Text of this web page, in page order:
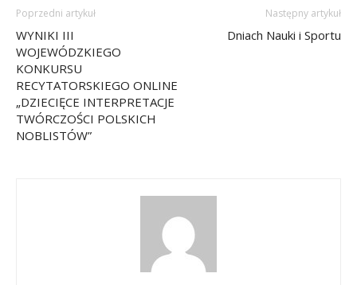
Poprzedni artykuł
WYNIKI III
WOJEWÓDZKIEGO
KONKURSU
RECYTATORSKIEGO ONLINE
„DZIECIĘCE INTERPRETACJE
TWÓRCZOŚCI POLSKICH
NOBLISTÓW”
Następny artykuł
Dniach Nauki i Sportu